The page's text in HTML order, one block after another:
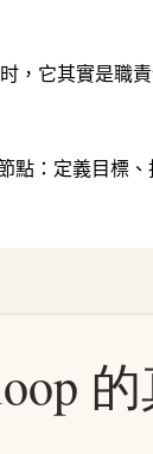
，它其實是職
點：定義目標